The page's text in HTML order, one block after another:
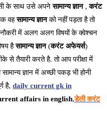
इसी के साथ उसे अपनेसामान्य ज्ञान,करंट
वहसामान्य ज्ञानको नहीं पड़ता है तो
नौकरी में अलग अलग विषयों के क्वेश्चन
हैसामान्य ज्ञान(करंट अफेयर्स)
से तैयारी करते है. तो आप परीक्षा में
ज्ञान में अच्छी पकड़ भी होनी
है, daily current gk in
affairs in english,डेली करंट